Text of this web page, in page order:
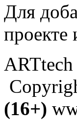
Для
проекте
(16+)